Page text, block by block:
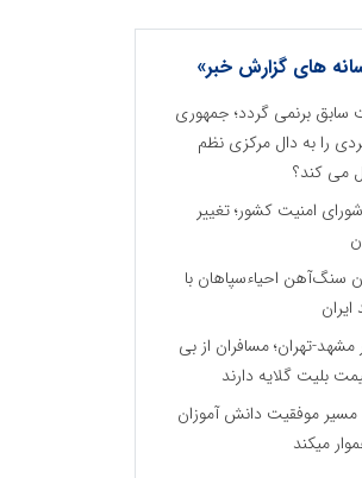
های گزارش خبر»
سابق برنمی گردد؛ جمهوری
را به دال مرکزی نظم
می کند؟
امنیت کشور؛ تغییر
سنگ‌آهن احیاءسپاهان با
تهران؛ مسافران از بی
بلیت گلایه دارند
موفقیت دانش آموزان
میکند